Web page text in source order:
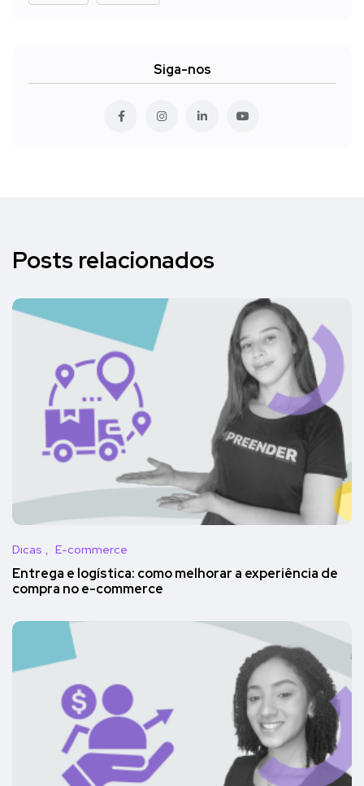
Siga-nos
Posts relacionados
Dicas E-commerce
Entrega e logística: como melhorar a experiência de
compra no e-commerce